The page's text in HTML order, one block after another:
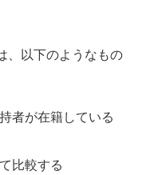
、以下のようなもの
者が在籍している
比較する